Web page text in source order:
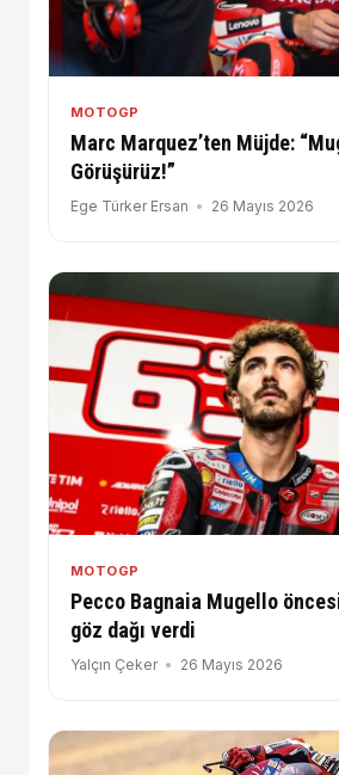
MOTOGP
Marc Marquez’ten Müjde:
Görüşürüz!”
Ege Türker Ersan 26 Mayıs 2026
MOTOGP
Pecco Bagnaia Mugello
göz dağı verdi
Yalçın Çeker 26 Mayıs 2026